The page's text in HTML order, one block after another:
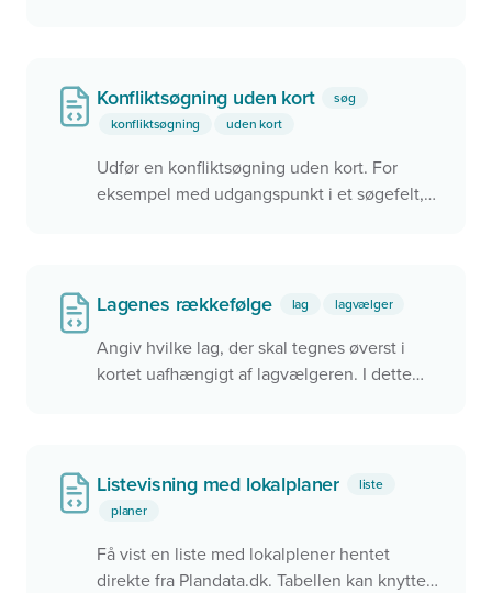
Konfliktsøgning uden kort
søg
konfliktsøgning
uden kort
Udfør en konfliktsøgning uden kort. For
eksempel med udgangspunkt i et søgefelt,
Lagenes rækkefølge lag lagvælger
Angiv hvilke lag, der skal tegnes øverst i
kortet uafhængigt af lagvælgeren. I dette
Listevisning med lokalplaner
liste
planer
Få vist en liste med lokalplener hentet
direkte fra Plandata.dk. Tabellen kan knyttes